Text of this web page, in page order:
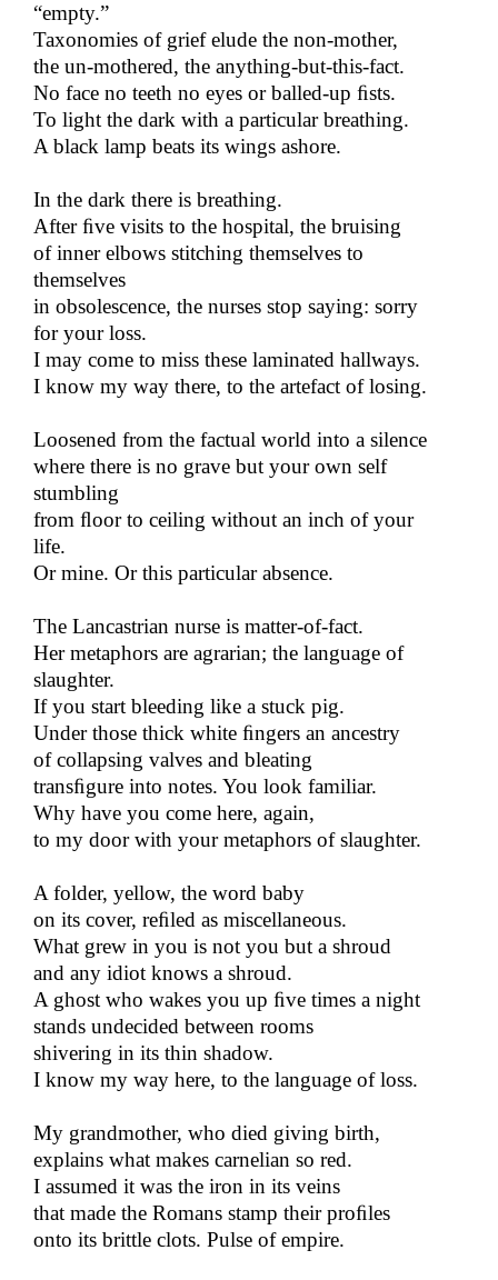
“empty.”
Taxonomies of grief elude the non-mother,
the un-mothered, the anything-but-this-fact.
No face no teeth no eyes or balled-up​​ ﬁsts.
To light the dark with a particular breathing.
A black lamp beats its wings ashore.
In the dark there is breathing.
After​​ﬁve visits to the hospital, the bruising
of inner elbows stitching themselves to
themselves
in obsolescence, the nurses stop saying: sorry
for your loss.
I may come to miss these laminated hallways.
I know my way there, to the artefact of losing.
Loosened from the factual world into a silence
where there is no grave but your own self
stumbling
from​​ ﬂoor to ceiling without an inch of your
life.
Or mine.​​ Or this particular absence.
The Lancastrian nurse is matter-of-fact.
Her metaphors are agrarian; the language of
slaughter.
If you start bleeding like a stuck pig.
Under those thick white​​ ﬁngers an ancestry
of collapsing valves and bleating
transﬁgure into notes. You look familiar.
Why have you come here, again,
to my door with your metaphors of slaughter.
A folder, yellow, the word baby
on its cover, reﬁled as miscellaneous.
What grew in you is not you but a shroud
and any idiot knows a shroud.
A ghost who wakes you up​​ ﬁve times a night
stands undecided between rooms
shivering in its thin shadow.
I know my way here, to the language of loss.
My grandmother, who died giving birth,
explains what makes carnelian so red.
I assumed it was the iron in its veins
that made the Romans stamp their proﬁles
onto its brittle clots. Pulse of empire.